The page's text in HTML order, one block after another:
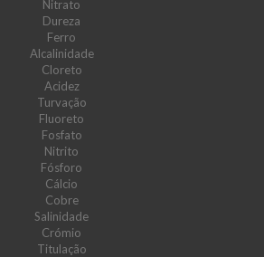
Nitrato
Dureza
Ferro
Alcalinidade
Cloreto
Acidez
Turvação
Fluoreto
Fosfato
Nitrito
Fósforo
Cálcio
Cobre
Salinidade
Crómio
Titulação